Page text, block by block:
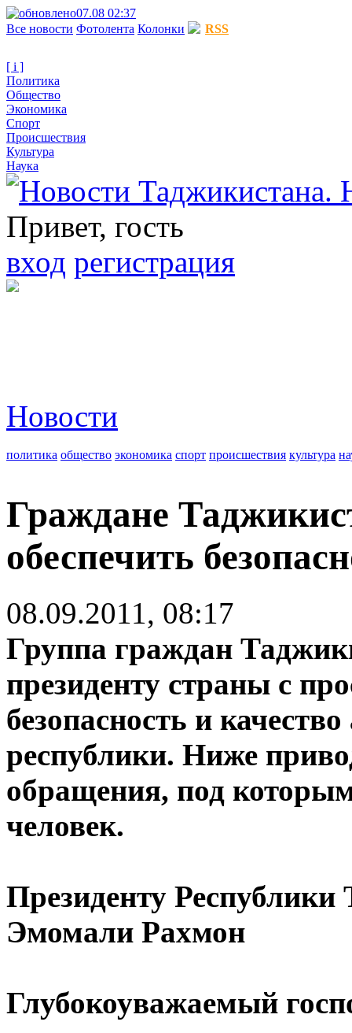
07.08 02:37
Все новости Фотолента Колонки RSS
[ i ]
Политика
Общество
Экономика
Спорт
Происшествия
Культура
Наука
Привет, гость
вход регистрация
Новости
политика общество экономика спорт происшествия культура
Граждане
обеспечить
08.09.2011, 08:17
Группа граждан
президенту страны с
безопасность и
республики. Ниже
обращения, под
человек.
Президенту
Эмомали Рахмон
Глубокоуважаемый